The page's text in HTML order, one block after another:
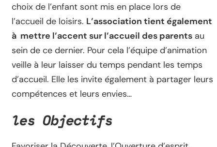
choix de l’enfant sont mis en place lors de
l’accueil de loisirs. L’association tient également
à mettre l’accent sur l’accueil des parents au
sein de ce dernier. Pour cela l’équipe d’animation
veille à leur laisser du temps pendant les temps
d’accueil. Elle les invite également à partager leurs
compétences et leurs envies…
les Objectifs